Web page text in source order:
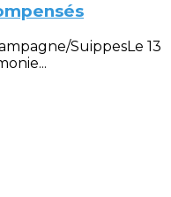
SuippesLe 13